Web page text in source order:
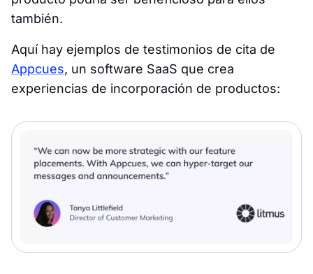
también.
Aquí hay ejemplos de testimonios de cita de
Appcues, un software SaaS que crea
experiencias de incorporación de productos: